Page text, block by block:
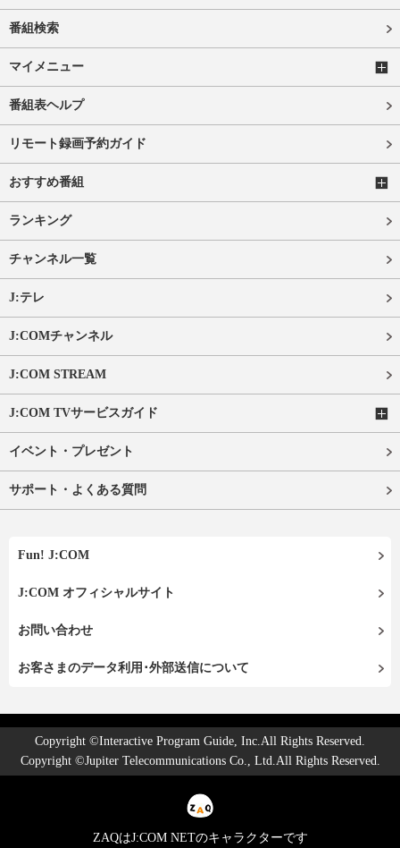
番組検索
マイメニュー
番組表ヘルプ
リモート録画予約ガイド
おすすめ番組
ランキング
チャンネル一覧
J:テレ
J:COMチャンネル
J:COM STREAM
J:COM TVサービスガイド
イベント・プレゼント
サポート・よくある質問
Fun! J:COM
J:COM オフィシャルサイト
お問い合わせ
お客さまのデータ利用･外部送信について
Copyright ©Interactive Program Guide, Inc.All Rights Reserved.
Copyright ©Jupiter Telecommunications Co., Ltd.All Rights Reserved.
ZAQはJ:COM NETのキャラクターです